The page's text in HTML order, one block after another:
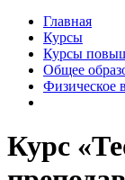
Главная
Курсы
Курсы
Общее
Физическое
Курс